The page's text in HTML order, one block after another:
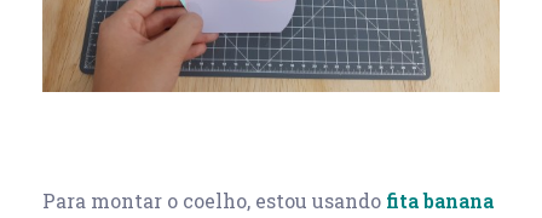
Para montar o coelho, estou usando fita banana